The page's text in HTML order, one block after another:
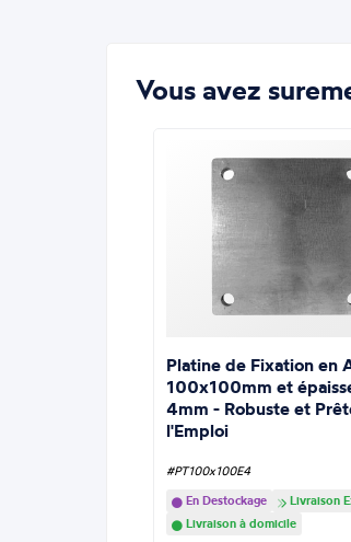
Vous avez
Platine de Fixation en
100x100mm et
4mm - Robuste et
l'Emploi
#PT100x100E4
En Destockage
Livraison
Livraison à domicile